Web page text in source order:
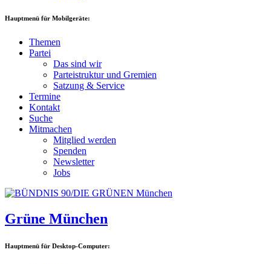
Hauptmenü für Mobilgeräte:
Themen
Partei
Das sind wir
Parteistruktur und Gremien
Satzung & Service
Termine
Kontakt
Suche
Mitmachen
Mitglied werden
Spenden
Newsletter
Jobs
Grüne München
Hauptmenü für Desktop-Computer: